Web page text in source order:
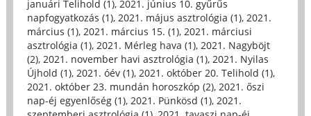
januári Telihold (1), 2021. június 10. gyűrűs
napfogyatkozás (1), 2021. május asztrológia (1), 2021.
március (1), 2021. március 15. (1), 2021. márciusi
asztrológia (1), 2021. Mérleg hava (1), 2021. Nagyböjt
(2), 2021. november havi asztrológia (1), 2021. Nyilas
Újhold (1), 2021. óév (1), 2021. október 20. Telihold (1),
2021. október 23. mundán horoszkóp (2), 2021. őszi
nap-éj egyenlőség (1), 2021. Pünkösd (1), 2021.